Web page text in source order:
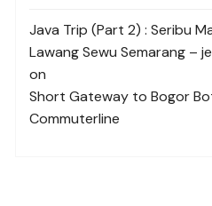
Java Trip (Part 2) : Seribu
Lawang Sewu Semarang –
on
Short Gateway to Bogor
Commuterline